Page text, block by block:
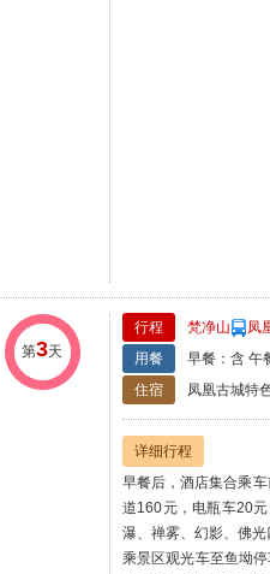
详细行程
早餐后，酒店集合乘
道160元，电瓶车20
乘景区观光车至鱼坳
君子桥小桥流水等梵
垂直变化,领略贵州云
众山小之云天奇观、
览千年古寺承恩寺遗
侗寨】（约1小时）村